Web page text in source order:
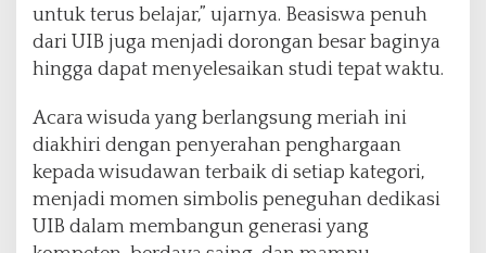
untuk terus belajar,” ujarnya. Beasiswa penuh
dari UIB juga menjadi dorongan besar baginya
hingga dapat menyelesaikan studi tepat waktu.
Acara wisuda yang berlangsung meriah ini
diakhiri dengan penyerahan penghargaan
kepada wisudawan terbaik di setiap kategori,
menjadi momen simbolis peneguhan dedikasi
UIB dalam membangun generasi yang